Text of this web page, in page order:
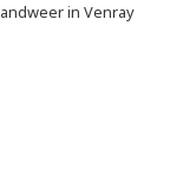
in Venray